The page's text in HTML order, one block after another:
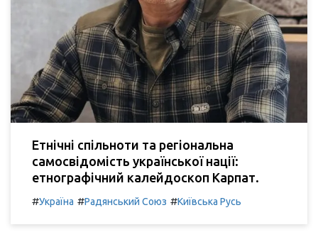
Етнічні спільноти та регіональна
самосвідомість української нації:
етнографічний калейдоскоп Карпат.
#Україна #Радянський Союз #Київська Русь